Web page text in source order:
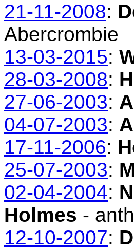
21-11-2008:
Abercrombie
13-03-2015:
28-03-2008:
27-06-2003:
04-07-2003:
17-11-2006:
25-07-2003:
02-04-2004:
Holmes -
12-10-2007: